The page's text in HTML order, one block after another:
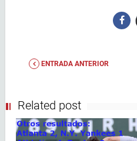
ENTRADA ANTERIOR
Related post